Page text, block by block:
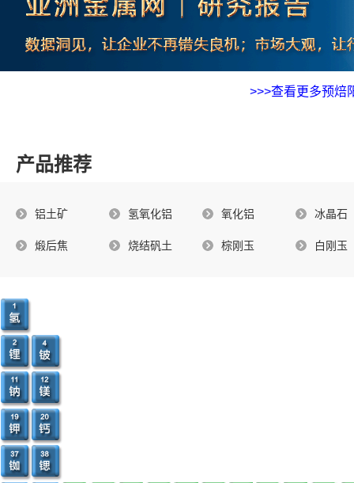
2.1.1 山东发布冬奥会期间环保规定
2.1.2 广西百色因疫情实施封控措施
2.1.3 国家能源局：推动钢铁、有色、建材等行业减煤限煤
2.1.4 四川：到2025年电炉短流程炼钢产量比重提升至40%
2.1.7 四川发布限电通知
2.1.9 内蒙古加快限制类产能有序退出
2.1.10 上海发布“十四五”节能减排综合工作实施方案
2.2 国际市场回顾
2.2.1 俄罗斯对乌克兰发动军事行动
2.2.2 美国取消针对英国钢铁铝产品关税
2.2.3 欧盟对华石墨电极系统作出反倾销终裁
2.2.4 欧盟终止对华石墨电极系统反补贴调查
3 市场动态回顾
3.1 国内市场回顾
3.1.1 预焙阳极S 3.0%max中国出厂
>>>查看更多预焙
产品推荐
铝土矿 氢氧化铝 氧化铝 冰晶石
煅后焦 烧结矾土 棕刚玉 白刚玉